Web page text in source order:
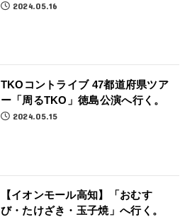
2024.05.16
TKOコントライブ 47都道府県ツア
ー「周るTKO」徳島公演へ行く。
2024.05.15
【イオンモール高知】「おむす
び・たけざき・玉子焼」へ行く。